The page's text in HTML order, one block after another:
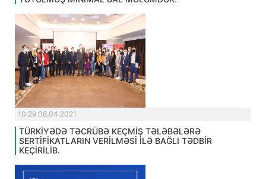
10:29 08.04.2021
TÜRKİYƏDƏ TƏCRÜBƏ KEÇMİŞ TƏLƏBƏLƏRƏ
SERTİFİKATLARIN VERİLMƏSİ İLƏ BAĞLI TƏDBİR
KEÇİRİLİB.